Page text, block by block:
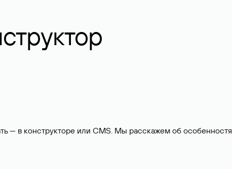
— в конструкторе или CMS. Мы расскажем об